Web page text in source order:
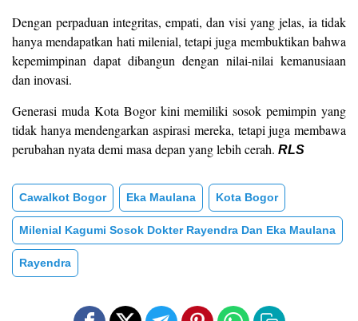
Dengan perpaduan integritas, empati, dan visi yang jelas, ia tidak
hanya mendapatkan hati milenial, tetapi juga membuktikan bahwa
kepemimpinan dapat dibangun dengan nilai-nilai kemanusiaan
dan inovasi.
Generasi muda Kota Bogor kini memiliki sosok pemimpin yang
tidak hanya mendengarkan aspirasi mereka, tetapi juga membawa
perubahan nyata demi masa depan yang lebih cerah. RLS
Cawalkot Bogor Eka Maulana Kota Bogor
Milenial Kagumi Sosok Dokter Rayendra Dan Eka Maulana
Rayendra